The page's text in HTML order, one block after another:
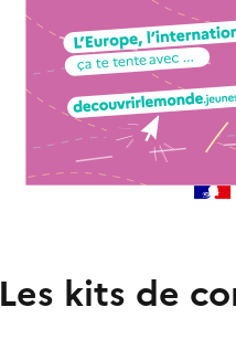
Les kits de